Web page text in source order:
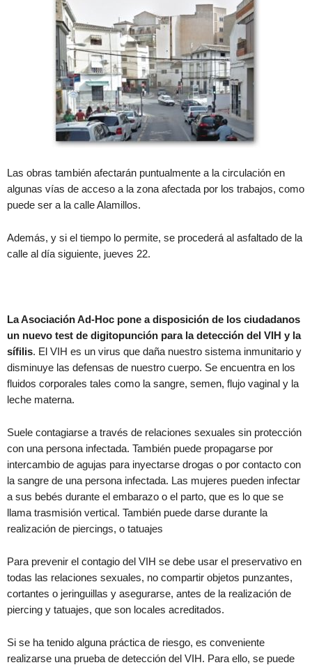
Las obras también afectarán puntualmente a la circulación en
algunas vías de acceso a la zona afectada por los trabajos, como
puede ser a la calle Alamillos.
Además, y si el tiempo lo permite, se procederá al asfaltado de la
calle al día siguiente, jueves 22.
La Asociación Ad-Hoc pone a disposición de los ciudadanos
un nuevo test de digitopunción para la detección del VIH y la
sífilis. El VIH es un virus que daña nuestro sistema inmunitario y
disminuye las defensas de nuestro cuerpo. Se encuentra en los
fluidos corporales tales como la sangre, semen, flujo vaginal y la
leche materna.
Suele contagiarse a través de relaciones sexuales sin protección
con una persona infectada. También puede propagarse por
intercambio de agujas para inyectarse drogas o por contacto con
la sangre de una persona infectada. Las mujeres pueden infectar
a sus bebés durante el embarazo o el parto, que es lo que se
llama trasmisión vertical. También puede darse durante la
realización de piercings, o tatuajes
Para prevenir el contagio del VIH se debe usar el preservativo en
todas las relaciones sexuales, no compartir objetos punzantes,
cortantes o jeringuillas y asegurarse, antes de la realización de
piercing y tatuajes, que son locales acreditados.
Si se ha tenido alguna práctica de riesgo, es conveniente
realizarse una prueba de detección del VIH. Para ello, se puede